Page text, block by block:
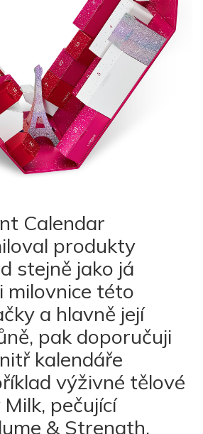
Calendar
produkty
stejně jako já
milovnice této
a hlavně její
pak doporučuji
kalendáře
výživné tělové
pečující
& Strength,